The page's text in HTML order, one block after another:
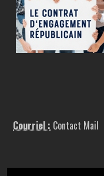
Courriel : Contact Mail